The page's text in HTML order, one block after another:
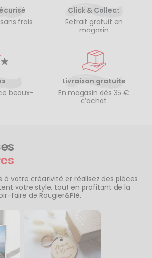
frais
Click & Collect
Retrait gratuit en
magasin
beaux-
Livraison gratuite
En magasin dès 35 €
d’achat
à votre créativité et réalisez des pièces
votre style, tout en profitant de la
faire de Rougier&Plé.